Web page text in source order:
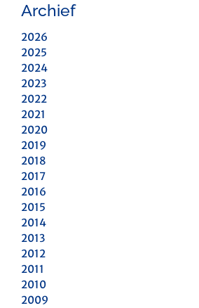
Archief
2026
2025
2024
2023
2022
2021
2020
2019
2018
2017
2016
2015
2014
2013
2012
2011
2010
2009